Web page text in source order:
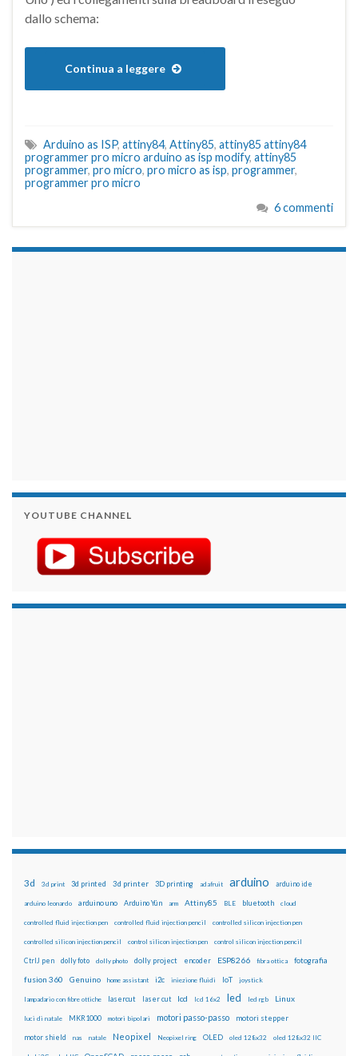
dallo schema:
Continua a leggere
Arduino as ISP, attiny84, Attiny85, attiny85 attiny84
programmer pro micro arduino as isp modify, attiny85
programmer, pro micro, pro micro as isp, programmer,
programmer pro micro
6 commenti
YOUTUBE CHANNEL
3d 3d print 3d printed 3d printer 3D printing adafruit arduino arduino ide
arduino leonardo arduino uno Arduino Yún arm Attiny85 BLE bluetooth cloud
controlled fluid injection pen controlled fluid injection pencil controlled silicon injection pen
controlled silicon injection pencil control silicon injection pen control silicon injection pencil
CtrlJ pen dolly foto dolly photo dolly project encoder ESP8266 fibra ottica fotografia
fusion 360 Genuino home assistant i2c iniezione fluidi IoT joystick
lampadario con fibre ottiche lasercut laser cut lcd lcd 16x2 led led rgb Linux
luci di natale MKR1000 motori bipolari motori passo-passo motori stepper
motor shield nas natale Neopixel Neopixel ring OLED oled 128x32 oled 128x32 IIC